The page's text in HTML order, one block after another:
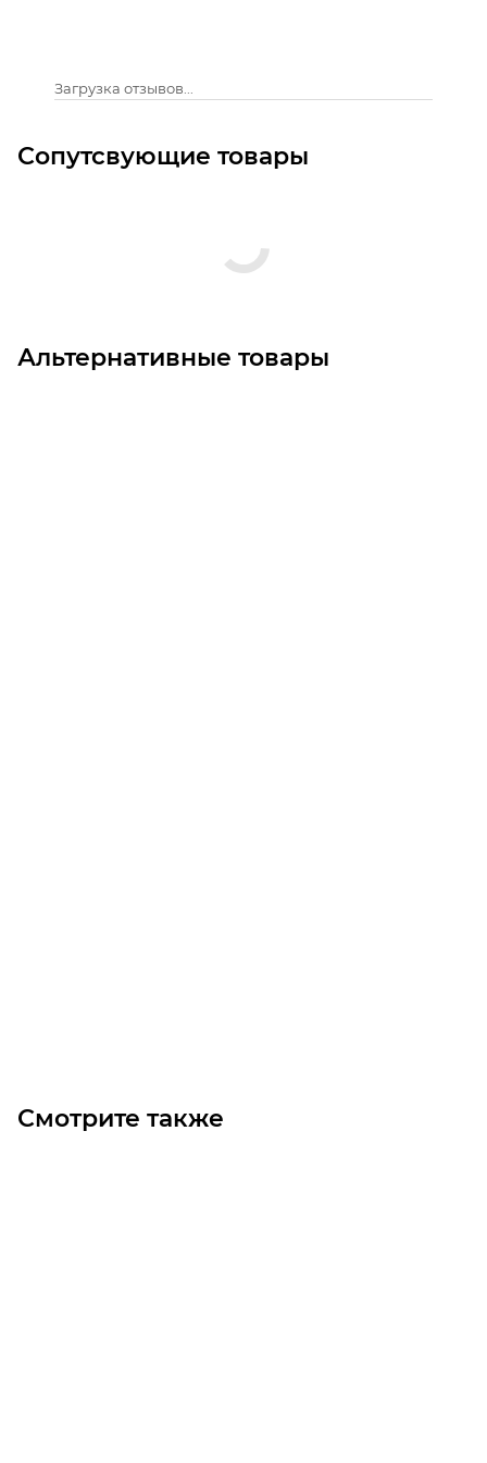
Загрузка отзывов...
Сопутсвующие товары
Альтернативные товары
Смотрите также